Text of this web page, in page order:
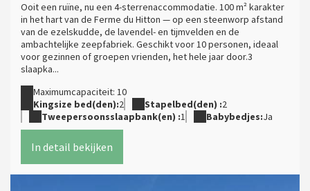
Ooit een ruïne, nu een 4-sterrenaccommodatie. 100 m² karakter
in het hart van de Ferme du Hitton — op een steenworp afstand
van de ezelskudde, de lavendel- en tijmvelden en de
ambachtelijke zeepfabriek. Geschikt voor 10 personen, ideaal
voor gezinnen of groepen vrienden, het hele jaar door.3
slaapka...
Maximumcapaciteit: 10
Kingsize bed(den):2 Stapelbed(den) :2
Tweepersoonsslaapbank(en) :1 Babybedjes:Ja
In detail bekijken